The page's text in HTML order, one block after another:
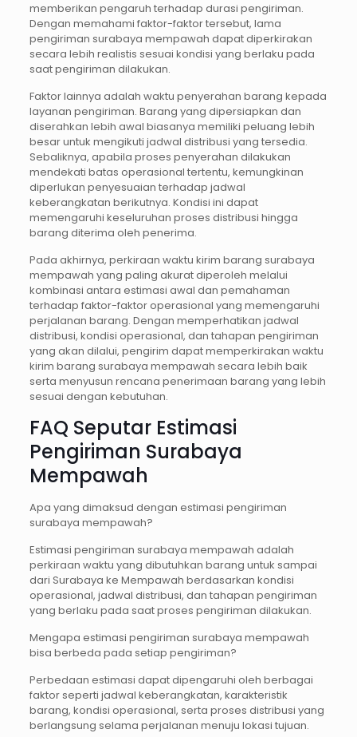
memberikan pengaruh terhadap durasi pengiriman.
Dengan memahami faktor-faktor tersebut, lama
pengiriman surabaya mempawah dapat diperkirakan
secara lebih realistis sesuai kondisi yang berlaku pada
saat pengiriman dilakukan.
Faktor lainnya adalah waktu penyerahan barang kepada
layanan pengiriman. Barang yang dipersiapkan dan
diserahkan lebih awal biasanya memiliki peluang lebih
besar untuk mengikuti jadwal distribusi yang tersedia.
Sebaliknya, apabila proses penyerahan dilakukan
mendekati batas operasional tertentu, kemungkinan
diperlukan penyesuaian terhadap jadwal
keberangkatan berikutnya. Kondisi ini dapat
memengaruhi keseluruhan proses distribusi hingga
barang diterima oleh penerima.
Pada akhirnya, perkiraan waktu kirim barang surabaya
mempawah yang paling akurat diperoleh melalui
kombinasi antara estimasi awal dan pemahaman
terhadap faktor-faktor operasional yang memengaruhi
perjalanan barang. Dengan memperhatikan jadwal
distribusi, kondisi operasional, dan tahapan pengiriman
yang akan dilalui, pengirim dapat memperkirakan waktu
kirim barang surabaya mempawah secara lebih baik
serta menyusun rencana penerimaan barang yang lebih
sesuai dengan kebutuhan.
FAQ Seputar Estimasi
Pengiriman Surabaya
Mempawah
Apa yang dimaksud dengan estimasi pengiriman
surabaya mempawah?
Estimasi pengiriman surabaya mempawah adalah
perkiraan waktu yang dibutuhkan barang untuk sampai
dari Surabaya ke Mempawah berdasarkan kondisi
operasional, jadwal distribusi, dan tahapan pengiriman
yang berlaku pada saat proses pengiriman dilakukan.
Mengapa estimasi pengiriman surabaya mempawah
bisa berbeda pada setiap pengiriman?
Perbedaan estimasi dapat dipengaruhi oleh berbagai
faktor seperti jadwal keberangkatan, karakteristik
barang, kondisi operasional, serta proses distribusi yang
berlangsung selama perjalanan menuju lokasi tujuan.